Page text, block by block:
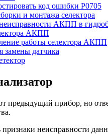
код ошибки P0705
и монтажа селектора
АКПП в
АКПП
работы селектора АКПП
замены датчика
прибор, но
неисправности